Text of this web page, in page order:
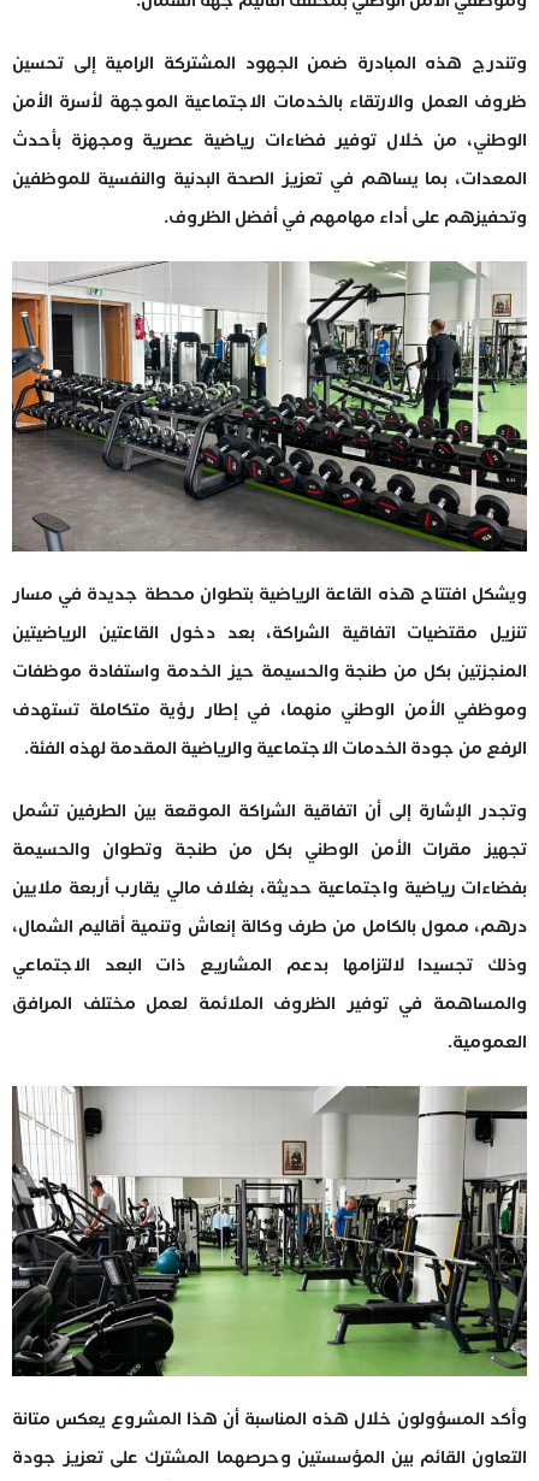
وتندرج هذه المبادرة ضمن الجهود المشتركة الرامية إلى تحسين
ظروف العمل والارتقاء بالخدمات الاجتماعية الموجهة لأسرة الأمن
الوطني، من خلال توفير فضاءات رياضية عصرية ومجهزة بأحدث
المعدات، بما يساهم في تعزيز الصحة البدنية والنفسية للموظفين
وتحفيزهم على أداء مهامهم في أفضل الظروف.
ويشكل افتتاح هذه القاعة الرياضية بتطوان محطة جديدة في مسار
تنزيل مقتضيات اتفاقية الشراكة، بعد دخول القاعتين الرياضيتين
المنجزتين بكل من طنجة والحسيمة حيز الخدمة واستفادة موظفات
وموظفي الأمن الوطني منهما، في إطار رؤية متكاملة تستهدف
الرفع من جودة الخدمات الاجتماعية والرياضية المقدمة لهذه الفئة.
وتجدر الإشارة إلى أن اتفاقية الشراكة الموقعة بين الطرفين تشمل
تجهيز مقرات الأمن الوطني بكل من طنجة وتطوان والحسيمة
بفضاءات رياضية واجتماعية حديثة، بغلاف مالي يقارب أربعة ملايين
درهم، ممول بالكامل من طرف وكالة إنعاش وتنمية أقاليم الشمال،
وذلك تجسيدا لالتزامها بدعم المشاريع ذات البعد الاجتماعي
والمساهمة في توفير الظروف الملائمة لعمل مختلف المرافق
العمومية.
وأكد المسؤولون خلال هذه المناسبة أن هذا المشروع يعكس متانة
التعاون القائم بين المؤسستين وحرصهما المشترك على تعزيز جودة